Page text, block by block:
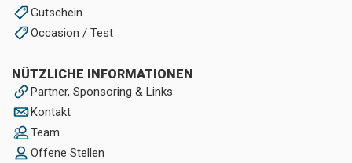
Gutschein
Occasion / Test
NÜTZLICHE INFORMATIONEN
Partner, Sponsoring & Links
Kontakt
Team
Offene Stellen